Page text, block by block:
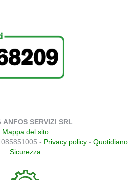
ANFOS SERVIZI SRL
Mappa del sito
- Privacy policy - Quotidiano
Sicurezza